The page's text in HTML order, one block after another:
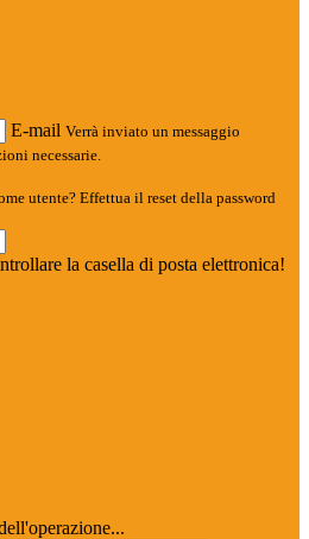
E-mail Verrà inviato un messaggio
necessarie.
utente? Effettua il reset della password
la casella di posta elettronica!